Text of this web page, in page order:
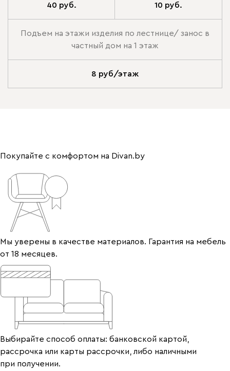
40 руб. 10 руб.
Подъем на этажи изделия по лестнице/ занос в
частный дом на 1 этаж
8 руб/этаж
Покупайте с комфортом на Divan.by
Мы уверены в качестве материалов. Гарантия на мебель
от 18 месяцев.
Выбирайте способ оплаты: банковской картой,
рассрочка или карты рассрочки, либо наличными
при получении.